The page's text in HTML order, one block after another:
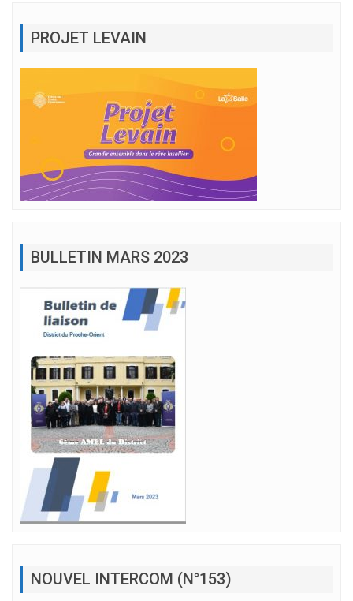
PROJET LEVAIN
BULLETIN MARS 2023
NOUVEL INTERCOM (N°153)